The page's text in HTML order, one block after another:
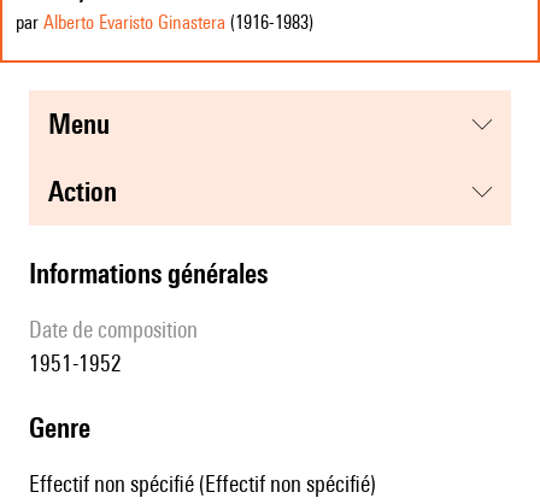
par Alberto Evaristo Ginastera (1916-1983)
menu
action
informations générales
date de composition
1951-1952
genre
Effectif non spécifié (Effectif non spécifié)